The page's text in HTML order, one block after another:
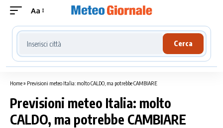
Aa
Cerca località meteo
Cerca
Home» Previsioni meteo Italia: molto CALDO, ma potrebbe CAMBIARE
Previsioni meteo Italia: molto
CALDO, ma potrebbe CAMBIARE